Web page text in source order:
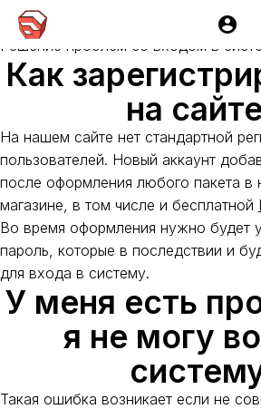
Не могу
Решение проблем со входом в
Как
на
На нашем сайте нет стандартной
пользователей. Новый аккаунт
после оформления любого пакета
магазине, в том числе и бесплатной
Во время оформления нужно будет
пароль, которые в последствии и
для входа в систему.
У меня есть
я не могу
Такая ошибка возникает если не